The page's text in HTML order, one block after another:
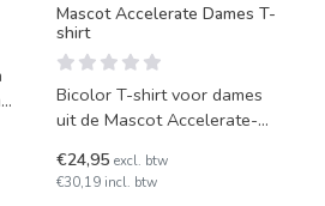
Mascot Accelerate Dames T-
shirt
Bicolor T-shirt voor dames
uit de Mascot Accelerate-
gekamd polyester/kat
€24,95excl. btw
€30,19 incl. btw